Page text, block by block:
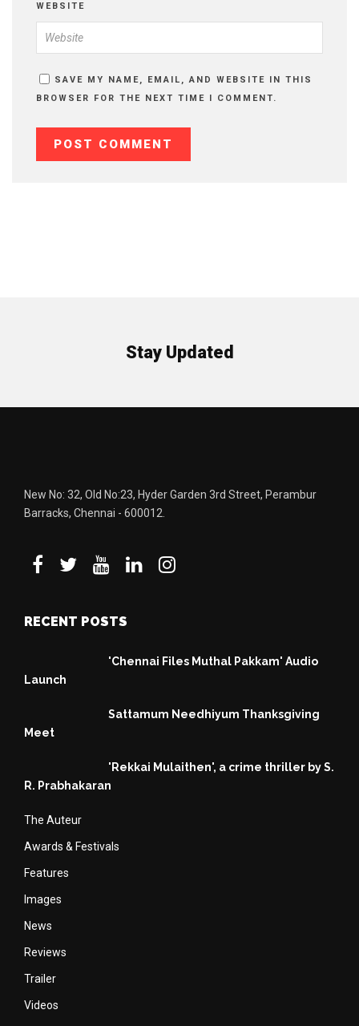
WEBSITE
SAVE MY NAME, EMAIL, AND WEBSITE IN THIS
BROWSER FOR THE NEXT TIME I COMMENT.
Stay Updated
New No: 32, Old No:23, Hyder Garden 3rd Street, Perambur
Barracks, Chennai - 600012.
RECENT POSTS
'Chennai Files Muthal Pakkam' Audio
Launch
Sattamum Needhiyum Thanksgiving
Meet
'Rekkai Mulaithen', a crime thriller by S.
R. Prabhakaran
The Auteur
Awards & Festivals
Features
Images
News
Reviews
Trailer
Videos